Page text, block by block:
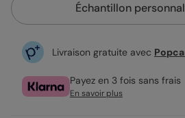
Échantillon
Livraison gratuite avec
Payez en 3 fois sans frais
En savoir plus